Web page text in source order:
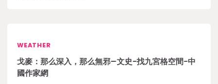
WEATHER
戈麥：那么深入，那么無邪–文史-找九宮格空間-中
國作家網